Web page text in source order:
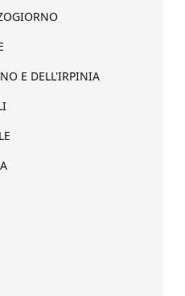
E DELL'IRPINIA